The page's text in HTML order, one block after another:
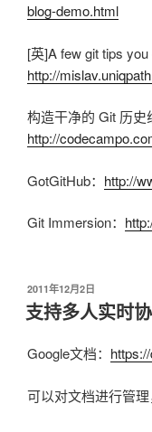
blog-demo.html
[英]A few git tips you
http://
构造干净的 Git 历史
http://
GotGitHub： http://
Git Immersion：
发
布
于
2011年12月2日
支持多人实时
Google文档：
可以对文档进行管理